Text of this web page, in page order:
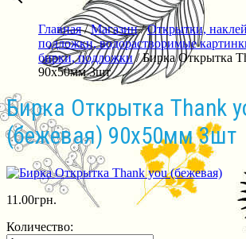
Главная/Магазин/Открытки,
подложки, водорастворимые
бирки, подложки/ Бирка Открытка
90х50мм 3шт
Бирка Открытка Thank
(бежевая) 90х50мм 3шт
11.00грн.
Количество: